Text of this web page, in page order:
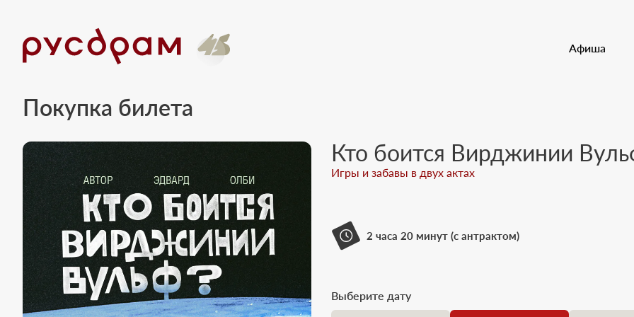
Афиша
Документы
Покупка билета
Кто боится Вирджинии
Игры и забавы в двух актах
2 часа 20 минут (с антрактом)
Выберите дату